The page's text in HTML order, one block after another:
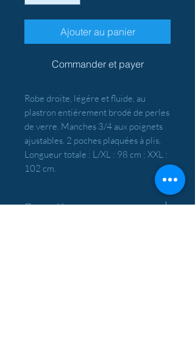
Ajouter au panier
Commander et payer
Robe droite, légére et fluide, au
plastron entiérement brodé de perles
de verre. Manches 3/4 aux poignets
ajustables. 2 poches plaquées à plis.
Longueur totale : L/XL : 98 cm ; XXL :
102 cm.
Composition